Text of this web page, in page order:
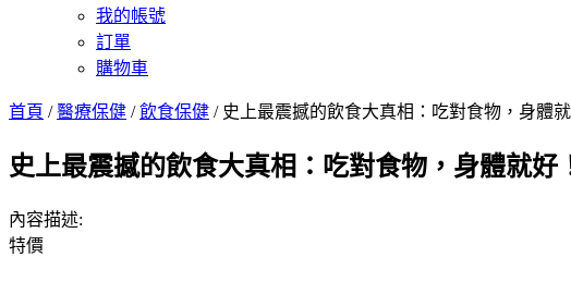
我的帳號
訂單
購物車
首頁 /醫療保健 /飲食保健 / 史上最震撼的飲食大真相：吃對食物，身體
史上最震撼的飲食大真相：吃對食物，身體就
內容描述:
特價